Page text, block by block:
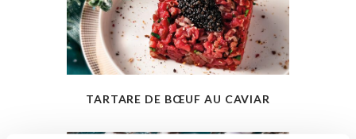
TARTARE DE BŒUF AU CAVIAR